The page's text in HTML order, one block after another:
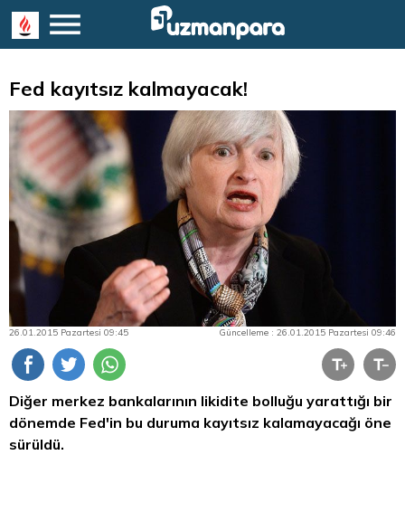
Fed kayıtsız kalmayacak!
26.01.2015 Pazartesi 09:45 Güncelleme : 26.01.2015 Pazartesi 09:46
Diğer merkez bankalarının likidite bolluğu yarattığı bir
dönemde Fed'in bu duruma kayıtsız kalamayacağı öne
sürüldü.